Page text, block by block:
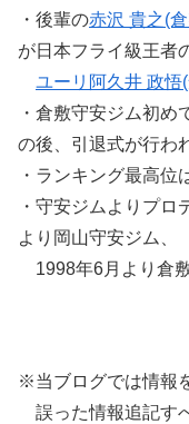
・後輩の赤沢 貴之(
が日本フライ級王者
ユーリ阿久井 政悟
・倉敷守安ジム初
の後、引退式が行わ
・ランキング最高位
・守安ジムよりプロ
より岡山守安ジム、
1998年6月より倉
※当ブログでは情報
誤った情報追記す